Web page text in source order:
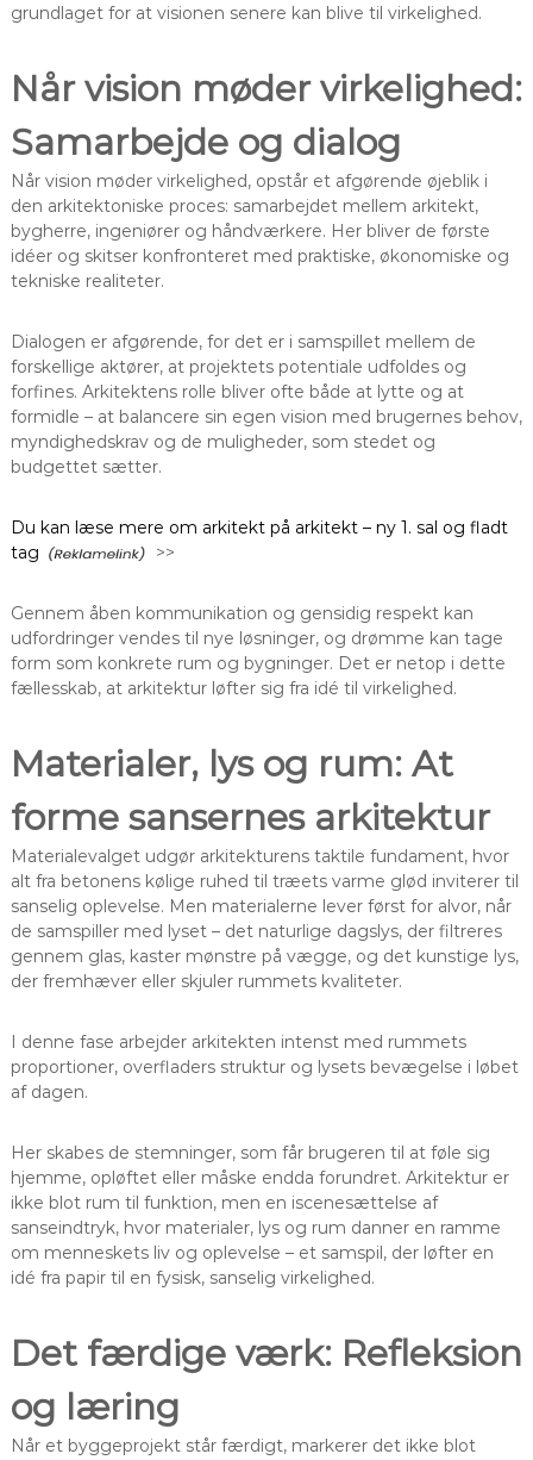
grundlaget for at visionen senere kan blive til virkelighed.
Når vision møder virkelighed:
Samarbejde og dialog
Når vision møder virkelighed, opstår et afgørende øjeblik i
den arkitektoniske proces: samarbejdet mellem arkitekt,
bygherre, ingeniører og håndværkere. Her bliver de første
idéer og skitser konfronteret med praktiske, økonomiske og
tekniske realiteter.
Dialogen er afgørende, for det er i samspillet mellem de
forskellige aktører, at projektets potentiale udfoldes og
forfines. Arkitektens rolle bliver ofte både at lytte og at
formidle – at balancere sin egen vision med brugernes behov,
myndighedskrav og de muligheder, som stedet og
budgettet sætter.
Du kan læse mere om arkitekt på arkitekt – ny 1. sal og fladt
tag
>>
Gennem åben kommunikation og gensidig respekt kan
udfordringer vendes til nye løsninger, og drømme kan tage
form som konkrete rum og bygninger. Det er netop i dette
fællesskab, at arkitektur løfter sig fra idé til virkelighed.
Materialer, lys og rum: At
forme sansernes arkitektur
Materialevalget udgør arkitekturens taktile fundament, hvor
alt fra betonens kølige ruhed til træets varme glød inviterer til
sanselig oplevelse. Men materialerne lever først for alvor, når
de samspiller med lyset – det naturlige dagslys, der filtreres
gennem glas, kaster mønstre på vægge, og det kunstige lys,
der fremhæver eller skjuler rummets kvaliteter.
I denne fase arbejder arkitekten intenst med rummets
proportioner, overfladers struktur og lysets bevægelse i løbet
af dagen.
Her skabes de stemninger, som får brugeren til at føle sig
hjemme, opløftet eller måske endda forundret. Arkitektur er
ikke blot rum til funktion, men en iscenesættelse af
sanseindtryk, hvor materialer, lys og rum danner en ramme
om menneskets liv og oplevelse – et samspil, der løfter en
idé fra papir til en fysisk, sanselig virkelighed.
Det færdige værk: Refleksion
og læring
Når et byggeprojekt står færdigt, markerer det ikke blot